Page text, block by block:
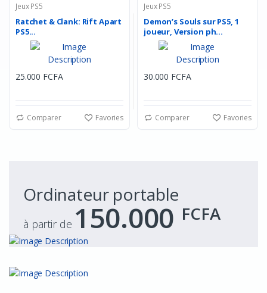
Jeux PS5
Ratchet & Clank: Rift Apart
PS5...
25.000 FCFA
Comparer Favories
Jeux PS5
Demon’s Souls sur PS5, 1
joueur, Version ph...
30.000 FCFA
Comparer Favories
Ordinateur portable
à partir de 150.000 FCFA